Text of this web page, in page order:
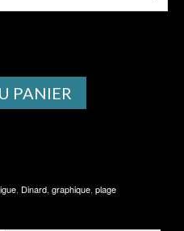
PANIER
Dinard graphique plage